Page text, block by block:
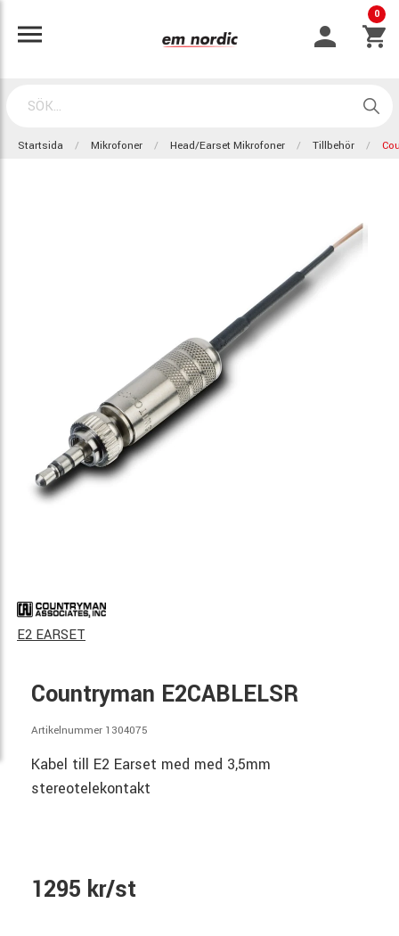
0
Startsida Mikrofoner Head/Earset Mikrofoner Tillbehör
E2 EARSET
Countryman E2CABLELSR
Artikelnummer 1304075
Kabel till E2 Earset med med 3,5mm
stereotelekontakt
1295 kr/st